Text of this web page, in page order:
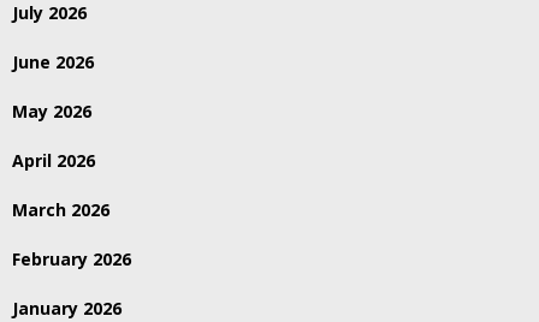
July 2026
June 2026
May 2026
April 2026
March 2026
February 2026
January 2026